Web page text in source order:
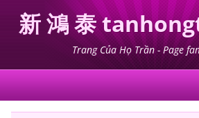
新 鴻 泰
Trang Của Họ Trần - Page